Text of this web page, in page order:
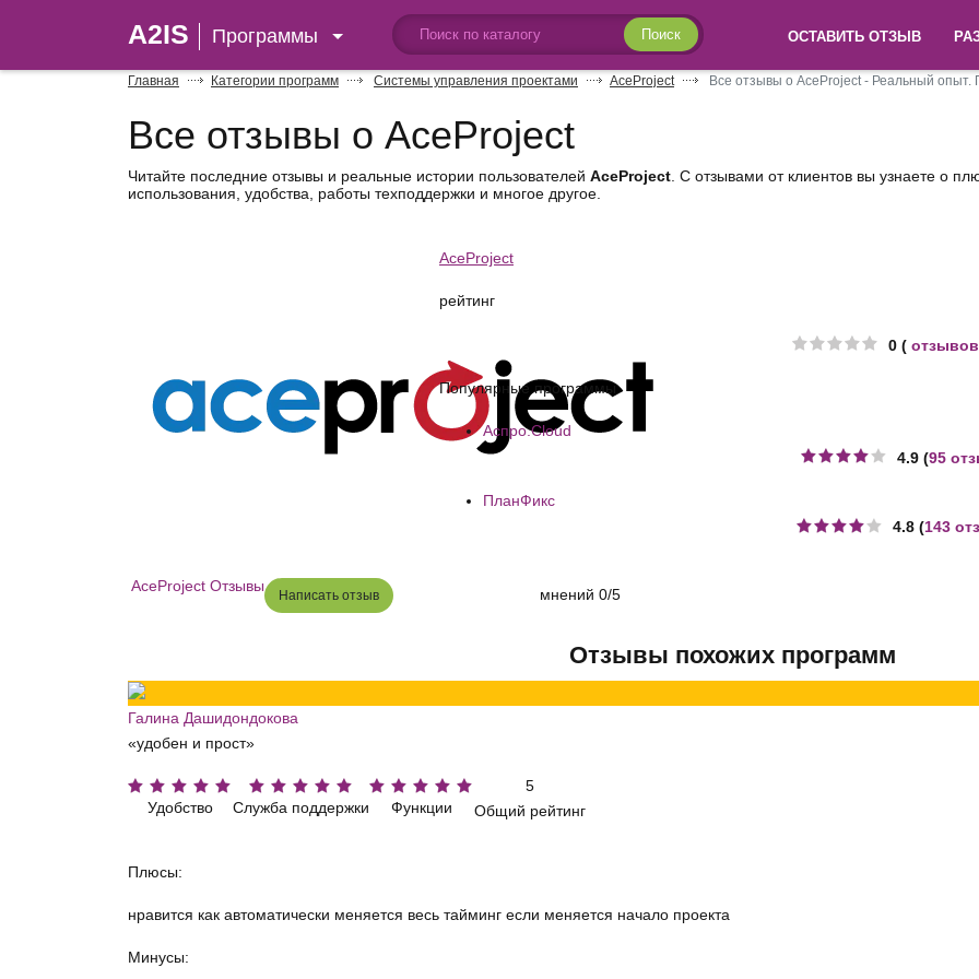
A2IS Программы ОСТАВИТЬ ОТЗЫВ
Поиск
Главная Категории программ Системы управления проектами AceProject Все отзывы о AceProject - Реальный
Все отзывы о AceProject
Читайте последние отзывы и реальные истории пользователей AceProject . С отзывами от клиентов вы узнаете о
использования, удобства, работы техподдержки и многое другое.
AceProject
рейтинг
0 ( отзывов
Популярные программы
Аспро.Cloud
4.9 (95
ПланФикс
4.8 (143
AceProject Отзывы
Написать отзыв мнений0/5
Отзывы похожих программ
Галина Дашидондокова
«удобен и прост»
Удобство Служба поддержки Функции
5
Общий рейтинг
Плюсы:
нравится как автоматически меняется весь тайминг если меняется начало проекта
Минусы: